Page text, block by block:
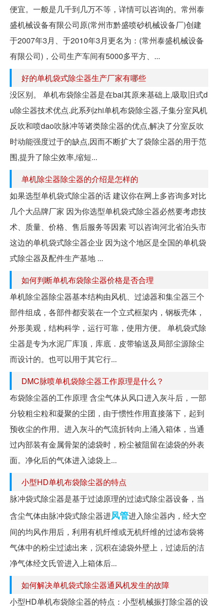
便宜。一般是几千到几万不等，详情可以咨询的。常州泰
盛机械设备有限公司原(常州市黔盛喷砂机械设备厂)创建
于2007年3月、于2010年3月更名为：(常州泰盛机械设备
有限公司)，公司生产车间有5000多平方、...
好的单机袋式除尘器生产厂家有哪些
没区别。 单机布袋除尘器是在bai其原来基础上,吸取旧式d
u除尘器技术优点.此系列zhi单机布袋除尘器,子集分室风机
反吹和喷dao吹脉冲等诸类除尘器的优点,解决了分室反吹
时动能强度过于的缺点,因而不断扩大了袋除尘器的用于范
围,提升了除尘效率,缩短...
单机除尘器除尘器的介绍是怎样的
如果选型单机袋式除尘器的话 建议你在网上多咨询多对比
几个大品牌厂家 因为你选型单机袋式除尘器必然要考虑技
术、质量、价格、售后服务等因素 可以咨询河北省泊头市
这边的单机袋式除尘器企业 因为这个地区是全国的单机袋
式除尘器及配件生产基地 ...
如何判断单机布袋除尘器价格是否合理
单机除尘器除尘器基本结构由风机、过滤器和集尘器三个
部件组成，各部件都安装在一个立式框架内，钢板壳体，
外形美观，结构科学，运行可靠，使用方便。 单机袋式除
尘器是专为水泥厂库顶，库底．皮带输送及局部尘源除尘
而设计的。也可以用于其它行...
DMC脉喷单机袋除尘器工作原理是什么？
布袋除尘器的工作原理 含尘气体从风口进入灰斗后，一部
分较粗尘粒和凝聚的尘团，由于惯性作用直接落下，起到
预收尘的作用。进入灰斗的气流折转向上涌入箱体，当通
过内部装有金属骨架的滤袋时，粉尘被阻留在滤袋的外表
面。净化后的气体进入滤袋上...
小型HD单机布袋除尘器的特点
脉冲袋式除尘器是基于过滤原理的过滤式除尘器设备，当
含尘气体由脉冲袋式除尘器进风管进入除尘器内，经大空
间的均风作用后，利用有机纤维或无机纤维的过滤布袋将
气体中的粉尘过滤出来，沉积在滤袋外壁上，过滤后的洁
净气体经文氏管进入上箱体后...
如何解决单机袋式除尘器通风机发生的故障
小型HD单机布袋除尘器的特点：小型机械振打除尘器的设